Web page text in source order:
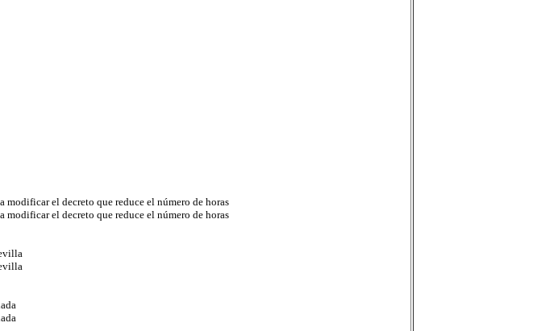
el decreto que reduce el número de horas
el decreto que reduce el número de horas